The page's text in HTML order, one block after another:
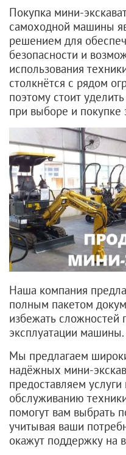
Покупка мини-
самоходной машины
решением для
безопасности и
использования
столкнётся с рядом
поэтому стоит
при выборе и покупке
Наша компания
полным пакетом
избежать сложностей
эксплуатации машины.
Мы предлагаем
надёжных мини-
предоставляем услуги
обслуживанию
помогут вам выбрать
учитывая ваши
окажут поддержку на